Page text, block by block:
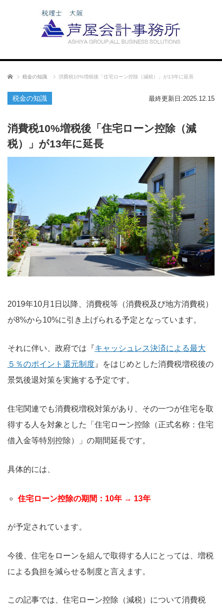
税金の知識
消費税10%増税後「住宅ローン控除（減税）」が13年に延長
税金の知識 最終更新日:2025.12.15
消費税10%増税後「住宅ローン控除（減
税）」が13年に延長
2019年10月1日以降、消費税等（消費税及び地方消費税）
が8%から10%に引き上げられる予定となっています。
それに伴い、政府では『キャッシュレス決済による最大
５％のポイント還元制度』をはじめとした消費税増税後の
景気後退対策を実施する予定です。
住宅関連でも消費税増税対策があり、その一つが住宅を取
得する人を対象とした「住宅ローン控除（正式名称：住宅
借入金等特別控除）」の期間延長です。
具体的には、
住宅ローン控除の期間：10年 → 13年
が予定されています。
今後、住宅をローンを組んで取得する人にとっては、増税
による負担を減らせる制度と言えます。
この記事では、住宅ローン控除（減税）について消費税